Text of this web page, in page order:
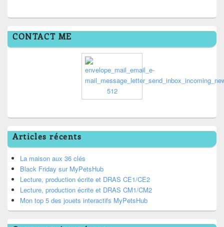
CONTACT ME
Articles récents
La maison aux 36 clés
Black Friday sur MyPetsHub
Lecture, production écrite et DRAS CE1/CE2
Lecture, production écrite et DRAS CM1/CM2
Mon top 5 des jouets interactifs MyPetsHub